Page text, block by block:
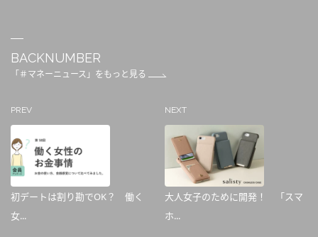
BACKNUMBER
「＃マネーニュース」をもっと見る
PREV
初デートは割り勘でOK？ 働く
女...
NEXT
大人女子のために開発！ 「スマ
ホ...